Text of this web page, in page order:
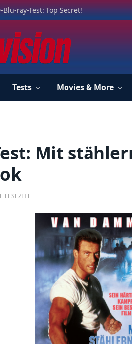
Blu-ray-Test: Top Secret!
Tests Movies & More
Mit
LESEZEIT